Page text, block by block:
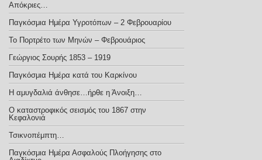
Απόκριες…
Παγκόσμια Ημέρα Υγροτόπων – 2 Φεβρουαρίου
Το Πορτρέτο των Μηνών – Φεβρουάριος
Γεώργιος Σουρής 1853 – 1919
Παγκόσμια Ημέρα κατά του Καρκίνου
Η αμυγδαλιά άνθησε…ήρθε η Άνοιξη…
Ο καταστροφικός σεισμός του 1867 στην
Κεφαλονιά
Τσικνοπέμπτη…
Παγκόσμια Ημέρα Ασφαλούς Πλοήγησης στο